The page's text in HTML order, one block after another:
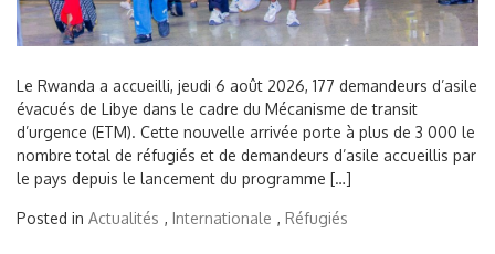
Le Rwanda a accueilli, jeudi 6 août 2026, 177 demandeurs d’asile
évacués de Libye dans le cadre du Mécanisme de transit
d’urgence (ETM). Cette nouvelle arrivée porte à plus de 3 000 le
nombre total de réfugiés et de demandeurs d’asile accueillis par
le pays depuis le lancement du programme […]
Posted in Actualités , Internationale , Réfugiés